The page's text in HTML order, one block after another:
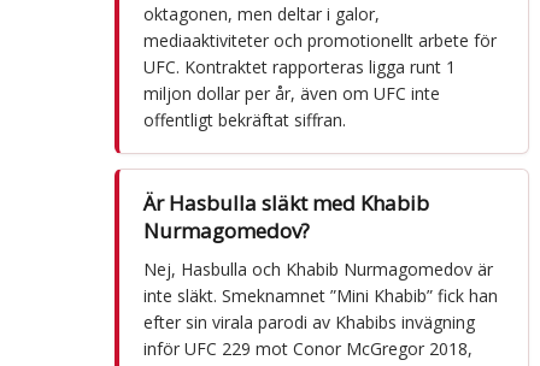
oktagonen, men deltar i galor,
mediaaktiviteter och promotionellt arbete för
UFC. Kontraktet rapporteras ligga runt 1
miljon dollar per år, även om UFC inte
offentligt bekräftat siffran.
Är Hasbulla släkt med Khabib
Nurmagomedov?
Nej, Hasbulla och Khabib Nurmagomedov är
inte släkt. Smeknamnet ”Mini Khabib” fick han
efter sin virala parodi av Khabibs invägning
inför UFC 229 mot Conor McGregor 2018,